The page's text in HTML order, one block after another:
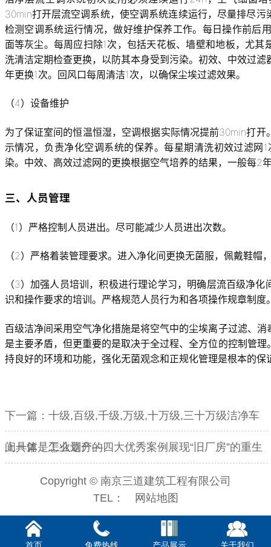
30min打开层流空调系统，使空调系统连续运行，尽量排尽
检测空调系统运行情况，做好维护保养工作。每日操作前后
面等灰尘。每周应扫除1次，包括天花板、墙壁和地板，尤
洗清洁定期检查更换，以防其本身受到污染。初效、中效过
年更换1次。回风口每周清洁1次，以确保尘埃过滤效果。
（4）设备维护
为了保证室间的恒温恒湿，空调根据实际情况提前30min打
示情况，负责净化空调系统的保养。每星期清洗初效过滤网
染。中效、高效过滤网的更换根据空气培养的结果，一般每2
三、人员管理
（1）严格控制人员进出。尽可能减少人员进出次数。
（2）严格着装管理要求。进入净化间更换无菌服，佩戴鞋帽
（3）加强人员培训，积极进行理论学习，明确层流百级净
识和操作要求的培训。严格规范人员行为和各项操作规章制度
百级洁净间采用空气净化措施是将空气中的尘埃离子过滤、
是主要矛盾，但更重要的是取决于全过程、全方位的控制管
持良好的环境和功能，强化无菌观念和正规化管理是根本的保
下一篇： 十级,百级,千级,万级,十万级,三十万级洁净车
间具体是怎么划分的
上一篇：工业遗产—四大优秀案例展现“旧厂房”的重生
Copyright © 南京三道建筑工程有限公司
TEL：
网站地图